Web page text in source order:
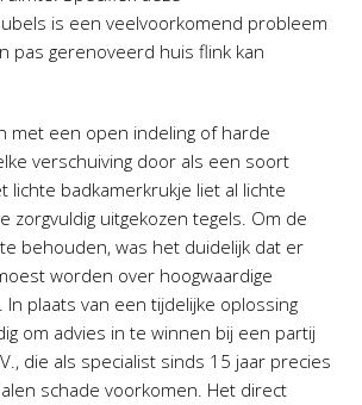
is een veelvoorkomend probleem
pas gerenoveerd huis flink kan
met een open indeling of harde
verschuiving door als een soort
lichte badkamerkrukje liet al lichte
zorgvuldig uitgekozen tegels. Om de
behouden, was het duidelijk dat er
worden over hoogwaardige
plaats van een tijdelijke oplossing
om advies in te winnen bij een partij
die als specialist sinds 15 jaar precies
schade voorkomen. Het direct